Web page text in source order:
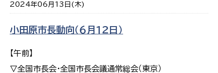
2024年06月13日(木)
小田原市長動向（６月１２日）
【午前】
▽全国市長会・全国市長会議通常総会（東京）